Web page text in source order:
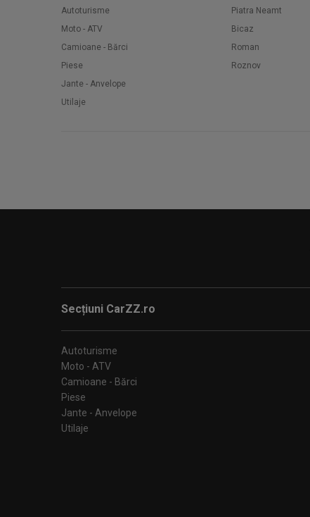
Autoturisme
Moto - ATV
Camioane - Bărci
Piese
Jante - Anvelope
Utilaje
Piatra Neamt
Bicaz
Roman
Roznov
Secțiuni CarZZ.ro
Autoturisme
Moto - ATV
Camioane - Bărci
Piese
Jante - Anvelope
Utilaje